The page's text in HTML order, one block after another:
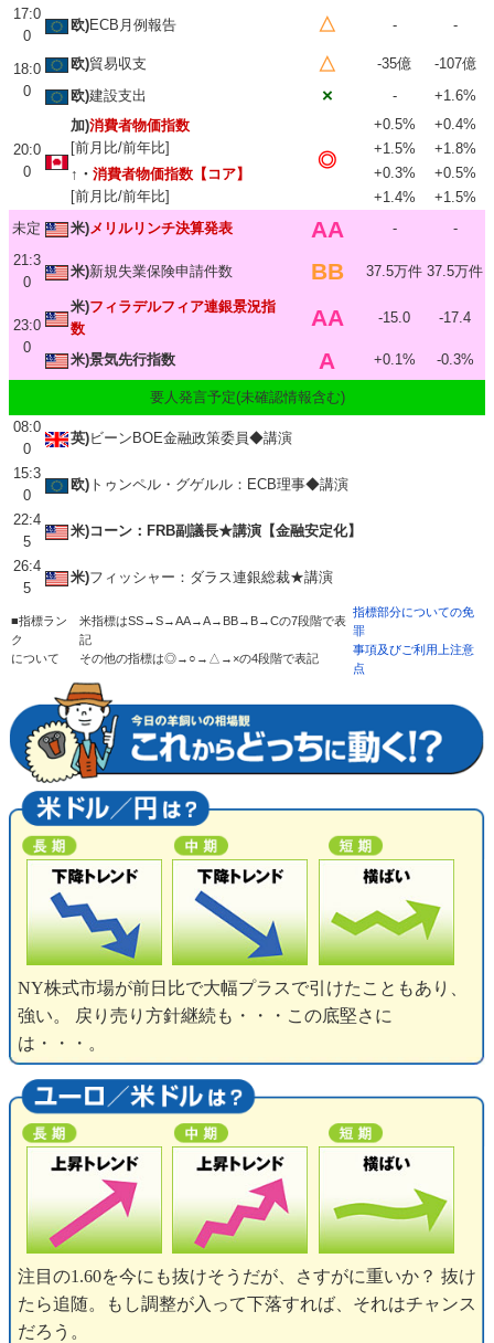
17:0
0
欧)ECB月例報告 △ - -
18:0
0
欧)貿易収支 △ -35億
-107億
欧)建設支出 × - +1.6%
20:0
0
加)消費者物価指数
[前月比/前年比]
◎
+0.5%
+0.4%
+1.5%
+1.8%
↑・ 消費者物価指数【コア】
[前月比/前年比]
+0.3%
+0.5%
+1.4%
+1.5%
未定
米)メリルリンチ決算発表 AA -
-
21:3
0
米)新規失業保険申請件数 BB 37.5万件 37.5万件
23:0
0
米)フィラデルフィア連銀景況指
数
AA -15.0 -17.4
米)景気先行指数 A +0.1% -0.3%
要人発言予定(未確認情報含む)
08:0
0
英)ビーンBOE金融政策委員◆講演
15:3
0
欧) トゥンペル・グゲルル：ECB理事◆講演
22:4
5
米)コーン：FRB副議長★講演【金融安定化】
26:4
5
米)フィッシャー：ダラス連銀総裁★講演
■指標ラン
ク
について
米指標はSS→S→AA→A→BB→B→Cの7段階で表
記
その他の指標は◎→○→△→×の4段階で表記
指標部分についての免
罪
事項及びご利用上注意
点
NY株式市場が前日比で大幅プラスで引けたこともあり、
強い。 戻り売り方針継続も・・・この底堅さに
は・・・。
注目の1.60を今にも抜けそうだが、さすがに重いか？ 抜け
たら追随。もし調整が入って下落すれば、それはチャンス
だろう。